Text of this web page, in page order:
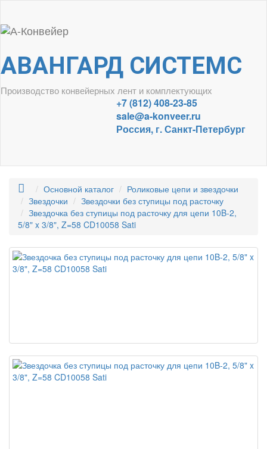
АВАНГАРД СИСТЕМС
Производство конвейерных лент и комплектующих
+7 (812) 408-23-85
sale@a-konveer.ru
Россия, г. Санкт-Петербург
Основной каталог
Роликовые цепи и звездочки
Звездочки
Звездочки без ступицы под расточку
Звездочка без ступицы под расточку для цепи 10B-2,
5/8" x 3/8", Z=58 CD10058 Sati